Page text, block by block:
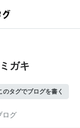
ガキ
のタグでブログを書く
ログ